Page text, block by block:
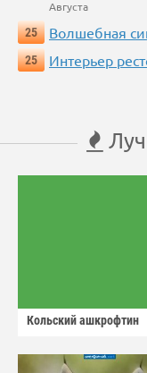
Августа
25
Волшебная
25
Интерьер
Кольский ашкрофтин